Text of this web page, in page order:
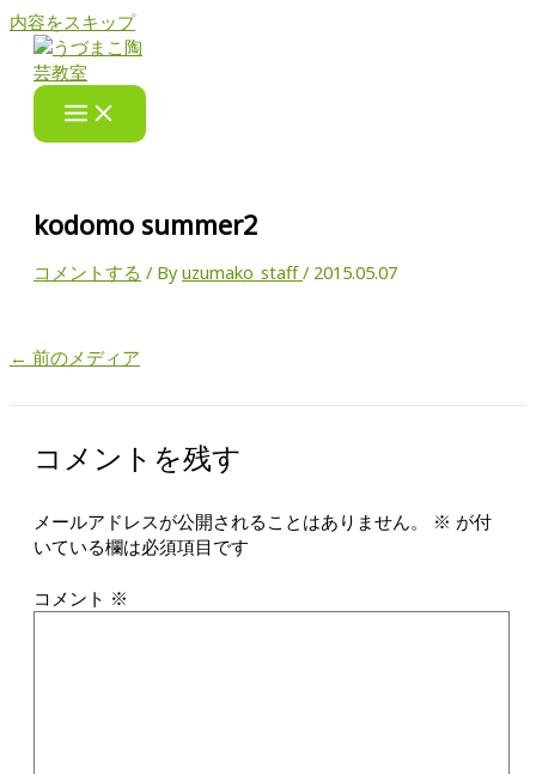
内容をスキップ
kodomo summer2
コメントする / Byuzumako_staff/ 2015.05.07
← 前のメディア
コメントを残す
メールアドレスが公開されることはありません。 ※ が付
いている欄は必須項目です
コメント ※